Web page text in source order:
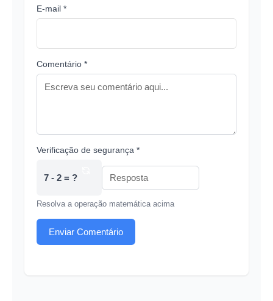
E-mail *
Comentário *
Verificação de segurança *
7 - 2 = ?
Resolva a operação matemática acima
Enviar Comentário